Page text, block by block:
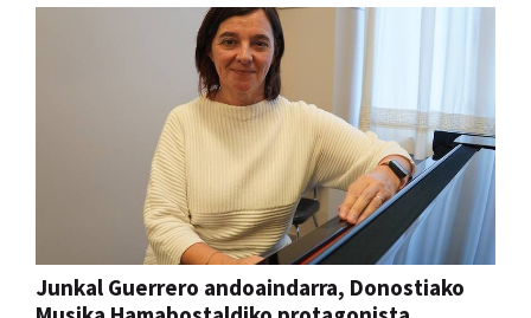
Junkal Guerrero andoaindarra, Donostiako